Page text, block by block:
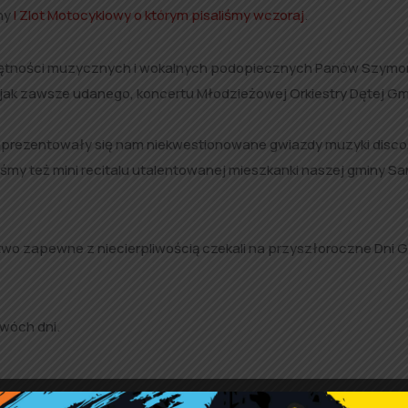
I Zlot Motocyklowy o którym pisaliśmy wczoraj.
muzycznych i wokalnych podopiecznych Panów
zawsze udanego, koncertu Młodzieżowej Orkiestry Dętej
się nam niekwestionowane gwiazdy muzyki
też mini recitalu utalentowanej mieszkanki naszej gminy
zapewne z niecierpliwością czekali na przyszłoroczne Dni
dni.